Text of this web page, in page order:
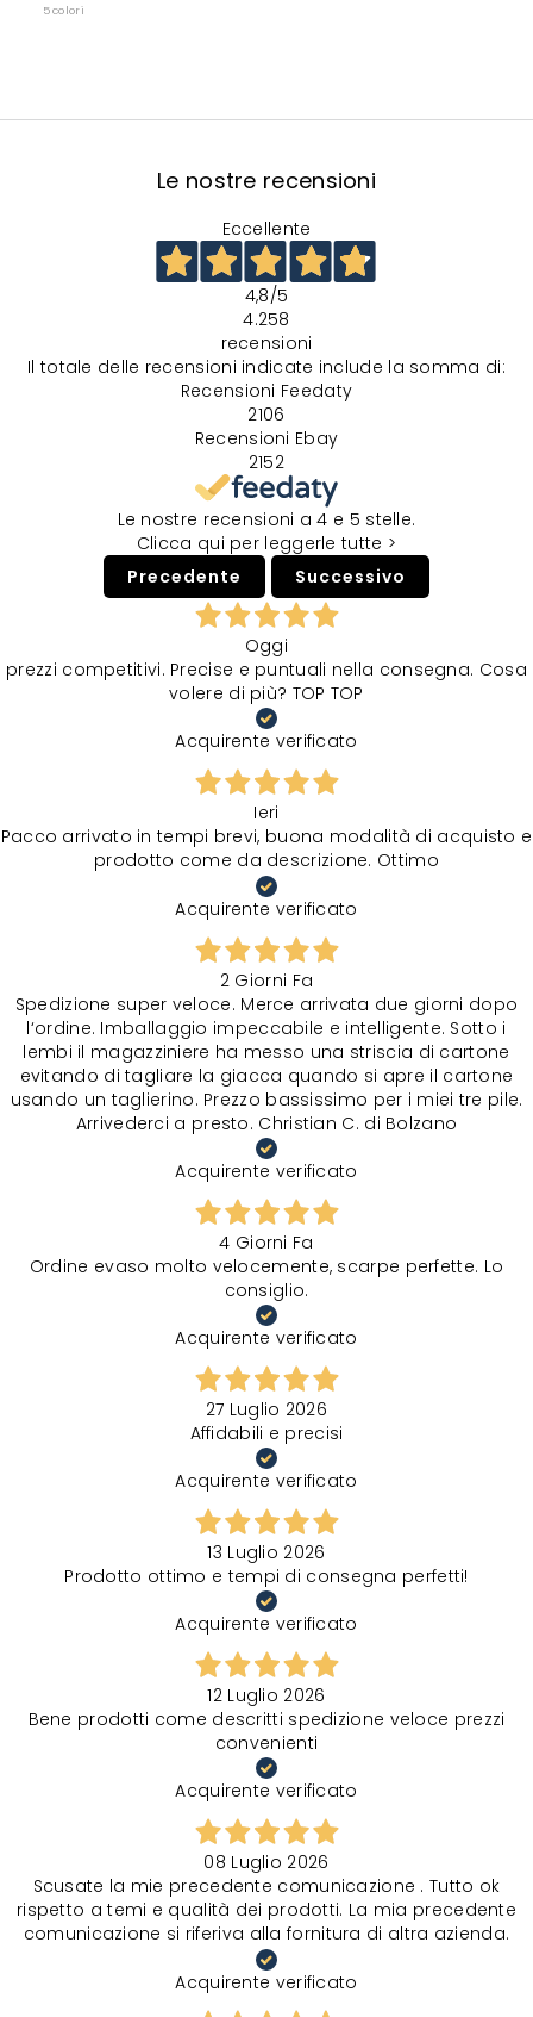
5 colori
Le nostre recensioni
Eccellente
4,8/5
4.258
recensioni
Il totale delle recensioni indicate include la somma di:
Recensioni Feedaty
2106
Recensioni Ebay
2152
Le nostre recensioni a 4 e 5 stelle.
Clicca qui per leggerle tutte >
Precedente
Successivo
Oggi
prezzi competitivi. Precise e puntuali nella consegna. Cosa
volere di più? TOP TOP
Acquirente verificato
Ieri
Pacco arrivato in tempi brevi, buona modalità di acquisto e
prodotto come da descrizione. Ottimo
Acquirente verificato
2 Giorni Fa
Spedizione super veloce. Merce arrivata due giorni dopo
l‘ordine. Imballaggio impeccabile e intelligente. Sotto i
lembi il magazziniere ha messo una striscia di cartone
evitando di tagliare la giacca quando si apre il cartone
usando un taglierino. Prezzo bassissimo per i miei tre pile.
Arrivederci a presto. Christian C. di Bolzano
Acquirente verificato
4 Giorni Fa
Ordine evaso molto velocemente, scarpe perfette. Lo
consiglio.
Acquirente verificato
27 Luglio 2026
Affidabili e precisi
Acquirente verificato
13 Luglio 2026
Prodotto ottimo e tempi di consegna perfetti!
Acquirente verificato
12 Luglio 2026
Bene prodotti come descritti spedizione veloce prezzi
convenienti
Acquirente verificato
08 Luglio 2026
Scusate la mie precedente comunicazione . Tutto ok
rispetto a temi e qualità dei prodotti. La mia precedente
comunicazione si riferiva alla fornitura di altra azienda.
Acquirente verificato